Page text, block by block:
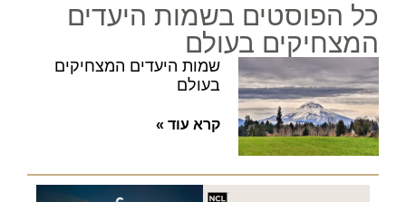
כל הפוסטים בשמות היעדים
המצחיקים בעולם
שמות היעדים המצחיקים
בעולם
קרא עוד »